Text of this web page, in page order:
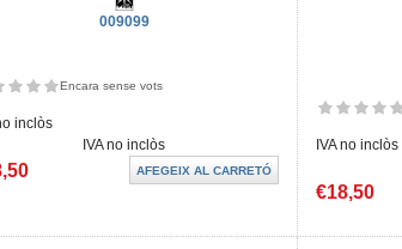
009099
Encara sense vots
inclòs
IVA no inclòs
IVA no inclòs
€18,50